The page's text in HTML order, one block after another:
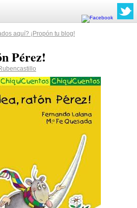
aquí? ¡Propón tu blog!
Pérez!